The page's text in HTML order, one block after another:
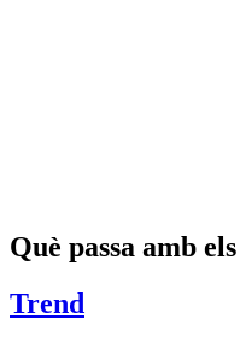
Què passa amb
Trend